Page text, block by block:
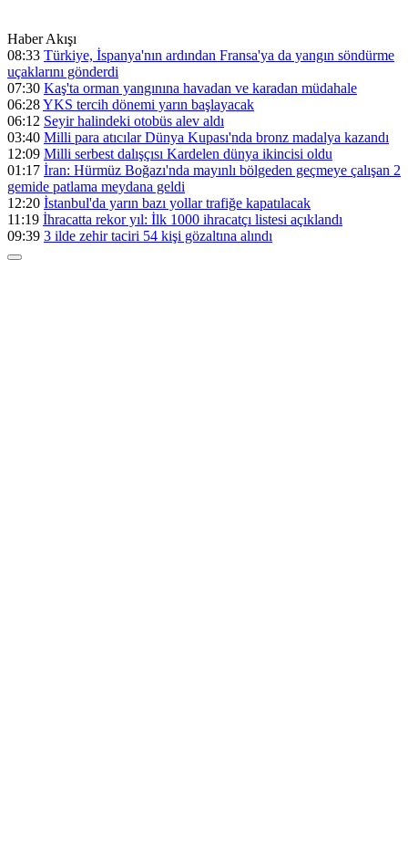
Haber Akışı
08:33 Türkiye, İspanya'nın ardından Fransa'ya da yangın söndürme
uçaklarını gönderdi
07:30 Kaş'ta orman yangınına havadan ve karadan müdahale
06:28YKS tercih dönemi yarın başlayacak
06:12 Seyir halindeki otobüs alev aldı
03:40 Milli para atıcılar Dünya Kupası'nda bronz madalya kazandı
12:09 Milli serbest dalışçısı Kardelen dünya ikincisi oldu
01:17 İran: Hürmüz Boğazı'nda mayınlı bölgeden geçmeye çalışan 2
gemide patlama meydana geldi
12:20 İstanbul'da yarın bazı yollar trafiğe kapatılacak
11:19 İhracatta rekor yıl: İlk 1000 ihracatçı listesi açıklandı
09:39 3 ilde zehir taciri 54 kişi gözaltına alındı